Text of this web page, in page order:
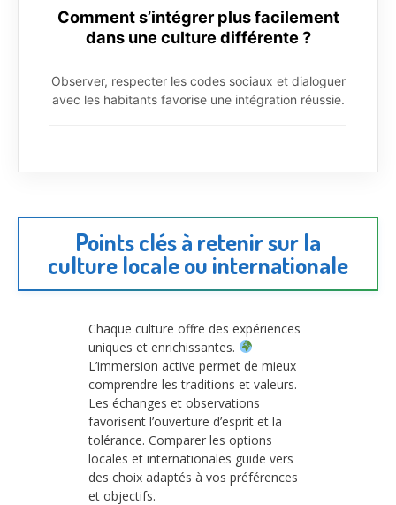
Comment s’intégrer plus facilement
dans une culture différente ?
Observer, respecter les codes sociaux et dialoguer
avec les habitants favorise une intégration réussie.
Points clés à retenir sur la
culture locale ou internationale
Chaque culture offre des expériences
uniques et enrichissantes.
L’immersion active permet de mieux
comprendre les traditions et valeurs.
Les échanges et observations
favorisent l’ouverture d’esprit et la
tolérance. Comparer les options
locales et internationales guide vers
des choix adaptés à vos préférences
et objectifs.